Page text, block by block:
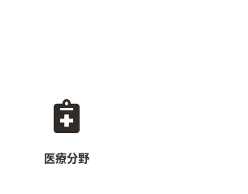
医療分野
遠隔診断等の医療サービス